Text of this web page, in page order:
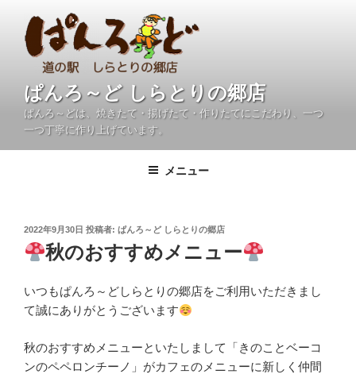
ぱんろ～ど しらとりの郷店
ぱんろ～どは、焼きたて・揚げたて・作りたてにこだわり、一つ
一つ丁寧に作り上げています。
メニュー
投
稿
日:
2022年9月30日 投稿者: ぱんろ～ど しらとりの郷店
秋のおすすめメニュー
いつもぱんろ～どしらとりの郷店をご利用いただきまし
て誠にありがとうございます
秋のおすすめメニューといたしまして「きのことベーコ
ンのペペロンチーノ」がカフェのメニューに新しく仲間